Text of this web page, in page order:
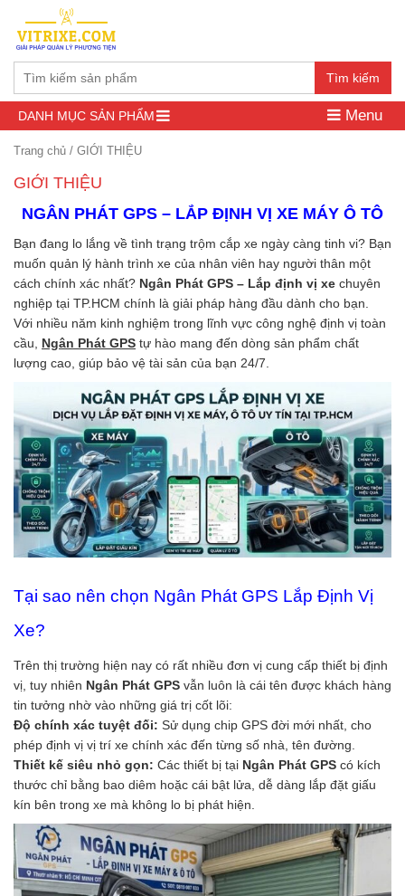
Tìm kiếm
DANH MỤC SẢN PHẨM Menu
Trang chủ / GIỚI THIỆU
GIỚI THIỆU
NGÂN PHÁT GPS – LẮP ĐỊNH VỊ XE MÁY Ô TÔ
Bạn đang lo lắng về tình trạng trộm cắp xe ngày càng tinh vi? Bạn
muốn quản lý hành trình xe của nhân viên hay người thân một
cách chính xác nhất? Ngân Phát GPS – Lắp định vị xe chuyên
nghiệp tại TP.HCM chính là giải pháp hàng đầu dành cho bạn.
Với nhiều năm kinh nghiệm trong lĩnh vực công nghệ định vị toàn
cầu, Ngân Phát GPS tự hào mang đến dòng sản phẩm chất
lượng cao, giúp bảo vệ tài sản của bạn 24/7.
Tại sao nên chọn Ngân Phát GPS Lắp Định Vị
Xe?
Trên thị trường hiện nay có rất nhiều đơn vị cung cấp thiết bị định
vị, tuy nhiên Ngân Phát GPS vẫn luôn là cái tên được khách hàng
tin tưởng nhờ vào những giá trị cốt lõi:
Độ chính xác tuyệt đối: Sử dụng chip GPS đời mới nhất, cho
phép định vị vị trí xe chính xác đến từng số nhà, tên đường.
Thiết kế siêu nhỏ gọn: Các thiết bị tại Ngân Phát GPS có kích
thước chỉ bằng bao diêm hoặc cái bật lửa, dễ dàng lắp đặt giấu
kín bên trong xe mà không lo bị phát hiện.